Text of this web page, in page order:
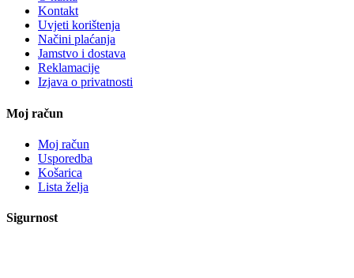
Kontakt
Uvjeti korištenja
Načini plaćanja
Jamstvo i dostava
Reklamacije
Izjava o privatnosti
Moj račun
Moj račun
Usporedba
Košarica
Lista želja
Sigurnost